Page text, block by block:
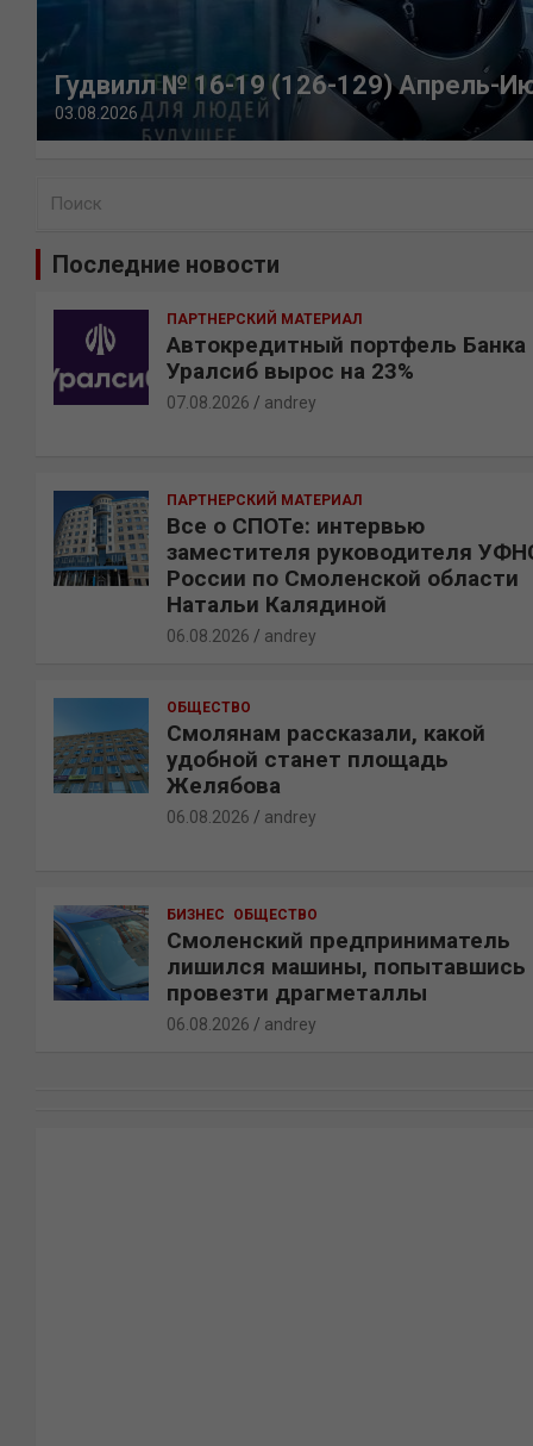
Гудвилл № 16-19 (126-129) Апрель-
03.08.2026
Последние новости
ПАРТНЕРСКИЙ МАТЕРИАЛ
Автокредитный портфель Банка
Уралсиб вырос на 23%
07.08.2026 andrey
ПАРТНЕРСКИЙ МАТЕРИАЛ
Все о СПОТе: интервью
заместителя руководителя
России по Смоленской области
Натальи Калядиной
06.08.2026 andrey
ОБЩЕСТВО
Смолянам рассказали, какой
удобной станет площадь
Желябова
06.08.2026 andrey
БИЗНЕС ОБЩЕСТВО
Смоленский предприниматель
лишился машины, попытавшись
провезти драгметаллы
06.08.2026 andrey